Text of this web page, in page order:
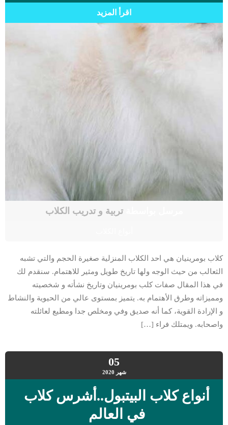
اقرأ المزيد
مرسل بواسطةتربية و تدريب الكلاب
كلاب بومرينيان هي احد الكلاب المنزلية صغيرة الحجم والتي تشبه
الثعالب من حيث الوجه ولها تاريخ طويل ومثير للاهتمام. سنقدم لك
في هذا المقال صفات كلب بومرينيان وتاريخ نشأته و شخصيته
ومميزاته وطرق الأهتمام به. يتميز بمستوى عالي من الحيوية والنشاط
و الإرادة القوية، كما أنه صديق وفي ومخلص جدا ومطيع لعائلته
واصحابه. ويمتلك فراء […]
05
شهر 2020
أنواع كلاب البيتبول..أشرس كلاب
في العالم